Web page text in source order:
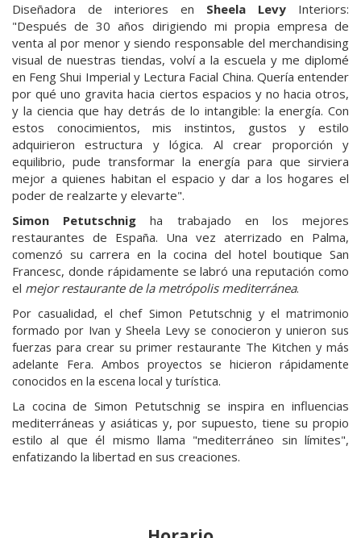
Diseñadora de interiores en Sheela Levy Interiors:
"Después de 30 años dirigiendo mi propia empresa de
venta al por menor y siendo responsable del merchandising
visual de nuestras tiendas, volví a la escuela y me diplomé
en Feng Shui Imperial y Lectura Facial China. Quería entender
por qué uno gravita hacia ciertos espacios y no hacia otros,
y la ciencia que hay detrás de lo intangible: la energía. Con
estos conocimientos, mis instintos, gustos y estilo
adquirieron estructura y lógica. Al crear proporción y
equilibrio, pude transformar la energía para que sirviera
mejor a quienes habitan el espacio y dar a los hogares el
poder de realzarte y elevarte".
Simon Petutschnigha trabajado en los mejores
restaurantes de España. Una vez aterrizado en Palma,
comenzó su carrera en la cocina del hotel boutique San
Francesc, donde rápidamente se labró una reputación como
el mejor restaurante de la metrópolis mediterránea.
Por casualidad, el chef Simon Petutschnig y el matrimonio
formado por Ivan y Sheela Levy se conocieron y unieron sus
fuerzas para crear su primer restaurante The Kitchen y más
adelante Fera. Ambos proyectos se hicieron rápidamente
conocidos en la escena local y turística.
La cocina de Simon Petutschnig se inspira en influencias
mediterráneas y asiáticas y, por supuesto, tiene su propio
estilo al que él mismo llama "mediterráneo sin límites",
enfatizando la libertad en sus creaciones.